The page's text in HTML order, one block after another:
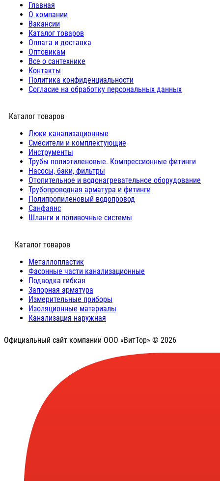
Главная
О компании
Вакансии
Каталог товаров
Оплата и доставка
Оптовикам
Все о сантехнике
Контакты
Политика конфиденциальности
Согласие на обработку персональных данных
Каталог товаров
Люки канализационные
Cмесители и комплектующие
Инструменты
Трубы полиэтиленовые. Компрессионные фитинги
Насосы, баки, фильтры
Отопительное и водонагревательное оборудование
Трубопроводная арматура и фитинги
Полипропиленовый водопровод
Санфаянс
Шланги и поливочные системы
⠀Каталог товаров
Металлопластик
Фасонные части канализационные
Подводка гибкая
Запорная арматура
Измерительные приборы
Изоляционные материалы
Канализация наружная
Официальный сайт компании ООО «ВитТор» © 2026